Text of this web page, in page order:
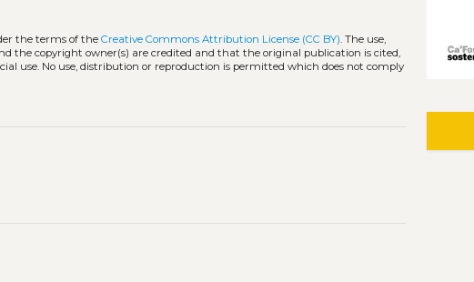
the terms of theCreative Commons Attribution License (CC BY) . The use,
copyright owner(s) are credited and that the original publication is cited,
use. No use, distribution or reproduction is permitted which does not comply